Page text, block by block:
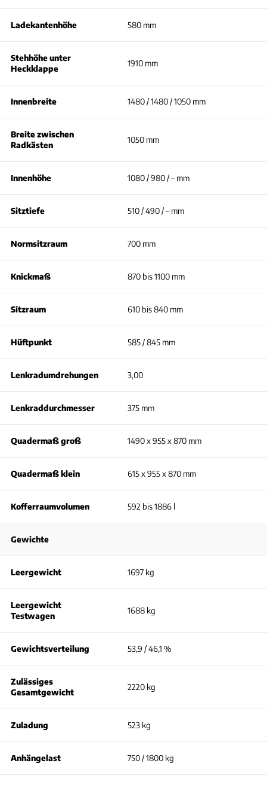
Ladekantenhöhe 580 mm
Stehhöhe unter
Heckklappe
1910 mm
Innenbreite 1480 / 1480 / 1050 mm
Breite zwischen
Radkästen
1050 mm
Innenhöhe 1080 / 980 / – mm
Sitztiefe 510 / 490 / – mm
Normsitzraum 700 mm
Knickmaß 870 bis 1100 mm
Sitzraum 610 bis 840 mm
Hüftpunkt 585 / 845 mm
Lenkradumdrehungen 3,00
Lenkraddurchmesser 375 mm
Quadermaß groß 1490 x 955 x 870 mm
Quadermaß klein 615 x 955 x 870 mm
Kofferraumvolumen 592 bis 1886 l
Gewichte
Leergewicht 1697 kg
Leergewicht
Testwagen
1688 kg
Gewichtsverteilung 53,9 / 46,1 %
Zulässiges
Gesamtgewicht
2220 kg
Zuladung 523 kg
Anhängelast 750 / 1800 kg